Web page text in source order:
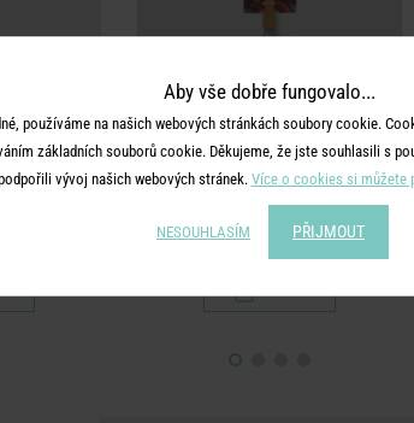
HOME & YOU
Metlička 31 cm - šedá
179 Kč
Aby vše dobře fungovalo...
používáme na našich webových stránkách soubory cookie.
základních souborů cookie. Děkujeme, že jste souhlasili s
vývoj našich webových stránek. Více o cookies si můžete
NESOUHLASÍM PŘIJMOUT